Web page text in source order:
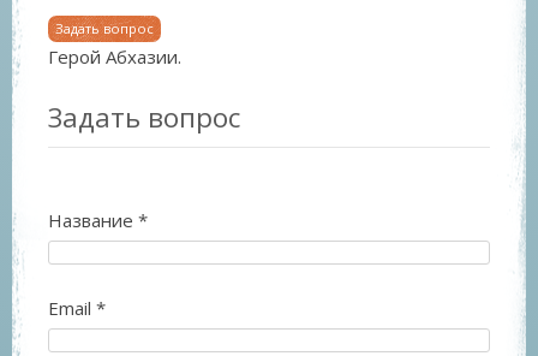
Задать вопрос
Герой Абхазии.
Задать вопрос
Название *
Email *